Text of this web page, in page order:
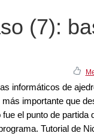
(7):
informáticos de
importante que
el punto de partida
Tutorial de